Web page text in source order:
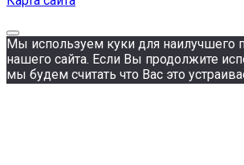
Мы используем куки для наилучшего
нашего сайта. Если Вы продолжите
мы будем считать что Вас это